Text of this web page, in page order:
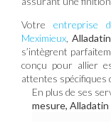
Votreentreprise
Meximieux ,
s’intègrent
conçu pour allier
attentes spécifiques
En plus de ses
mesure,